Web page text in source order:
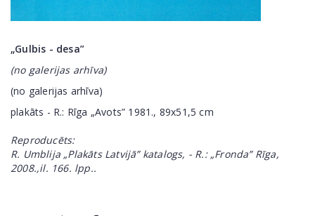
„Gulbis - desa”
(no galerijas arhīva)
(no galerijas arhīva)
plakāts - R.: Rīga „Avots” 1981., 89x51,5 cm
Reproducēts:
R. Umblija „Plakāts Latvijā” katalogs, - R.: „Fronda” Rīga,
2008.,il. 166. lpp..